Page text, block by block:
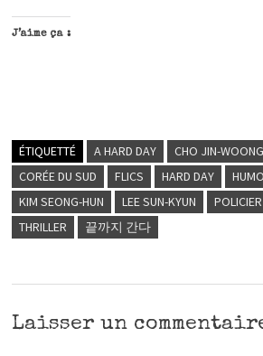
J’aime ça :
ÉTIQUETTÉ A HARD DAY CHO JIN-WOONG
CORÉE DU SUD
FLICS HARD DAY
KIM SEONG-HUN
LEE SUN-KYUN POLICIER
THRILLER
끝까지 간다
Laisser un